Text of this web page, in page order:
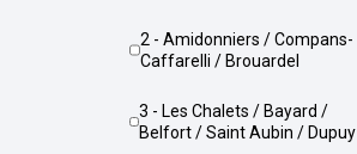
2 - Amidonniers / Compans-
Caffarelli / Brouardel
3 - Les Chalets / Bayard /
Belfort / Saint Aubin / Dupuy